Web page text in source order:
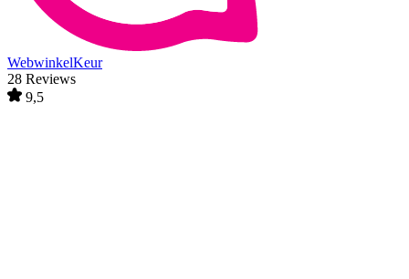
WebwinkelKeur
28 Reviews
9,5